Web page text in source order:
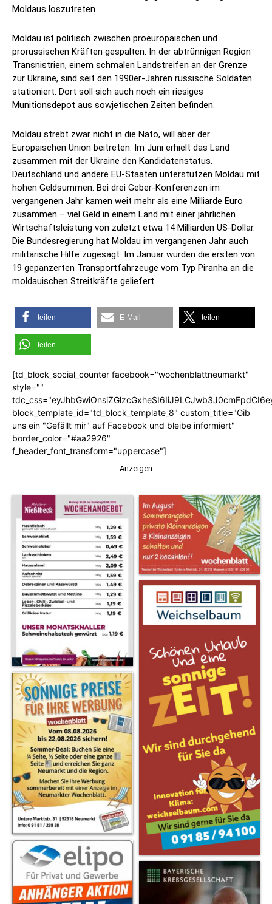
Moldaus loszutreten.
Moldau ist politisch zwischen proeuropäischen und
prorussischen Kräften gespalten. In der abtrünnigen Region
Transnistrien, einem schmalen Landstreifen an der Grenze
zur Ukraine, sind seit den 1990er-Jahren russische Soldaten
stationiert. Dort soll sich auch noch ein riesiges
Munitionsdepot aus sowjetischen Zeiten befinden.
Moldau strebt zwar nicht in die Nato, will aber der
Europäischen Union beitreten. Im Juni erhielt das Land
zusammen mit der Ukraine den Kandidatenstatus.
Deutschland und andere EU-Staaten unterstützen Moldau mit
hohen Geldsummen. Bei drei Geber-Konferenzen im
vergangenen Jahr kamen weit mehr als eine Milliarde Euro
zusammen – viel Geld in einem Land mit einer jährlichen
Wirtschaftsleistung von zuletzt etwa 14 Milliarden US-Dollar.
Die Bundesregierung hat Moldau im vergangenen Jahr auch
militärische Hilfe zugesagt. Im Januar wurden die ersten von
19 gepanzerten Transportfahrzeuge vom Typ Piranha an die
moldauischen Streitkräfte geliefert.
teilen E-Mail teilen
teilen
[td_block_social_counter facebook="wochenblattneumarkt"
style=""
block_template_id="td_block_template_8" custom_title="Gib
uns ein "Gefällt mir" auf Facebook und bleibe informiert"
border_color="#aa2926"
f_header_font_transform="uppercase"]
-Anzeigen-